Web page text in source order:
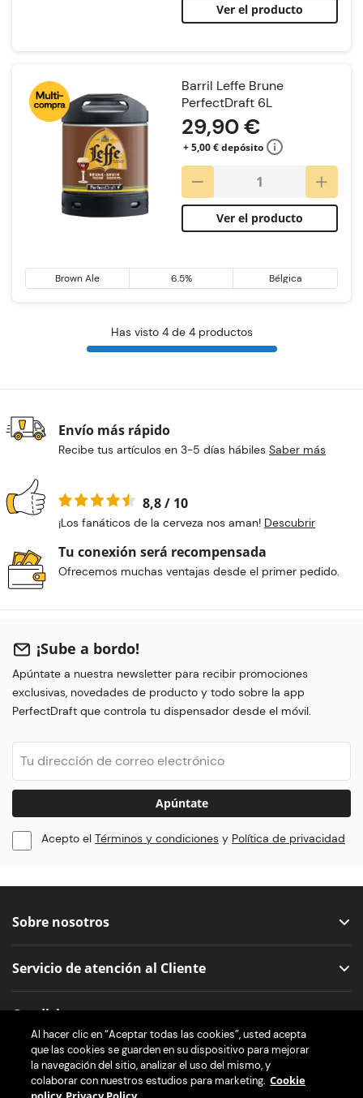
Ver el producto
Barril Leffe Brune
PerfectDraft 6L
29,90 €
+ 5,00 € depósito
Ver el producto
Brown Ale 6.5% Bélgica
Has visto 4 de 4 productos
Envío más rápido
Recibe tus artículos en 3-5 días hábiles Saber más
8,8 / 10
¡Los fanáticos de la cerveza nos aman! Descubrir
Tu conexión será recompensada
Ofrecemos muchas ventajas desde el primer pedido.
¡Sube a bordo!
Apúntate a nuestra newsletter para recibir promociones
exclusivas, novedades de producto y todo sobre la app
PerfectDraft que controla tu dispensador desde el móvil.
Apúntate
Acepto el Términos y condiciones y Política de privacidad
Sobre nosotros
Servicio de atención al Cliente
Condiciones
Nos encuentras aquí
Al hacer clic en “Aceptar todas las cookies”, usted acepta
que las cookies se guarden en su dispositivo para mejorar
la navegación del sitio, analizar el uso del mismo, y
colaborar con nuestros estudios para marketing. Cookie